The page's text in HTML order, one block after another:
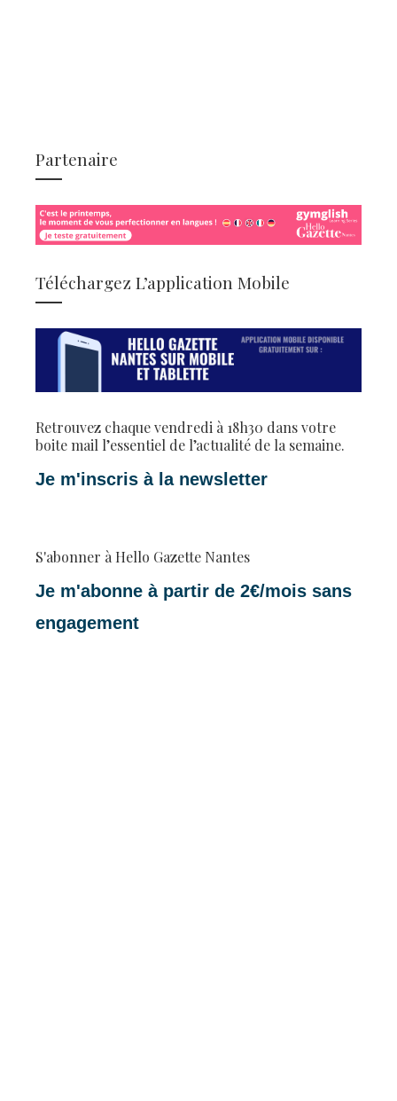
Partenaire
Téléchargez L’application Mobile
Retrouvez chaque vendredi à 18h30 dans votre
boite mail l’essentiel de l’actualité de la semaine.
Je m'inscris à la newsletter
S'abonner à Hello Gazette Nantes
Je m'abonne à partir de 2€/mois sans
engagement